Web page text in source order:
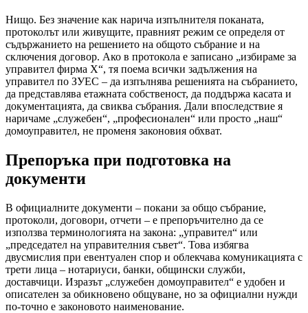
Нищо. Без значение как нарича изпълнителя поканата,
протоколът или живущите, правният режим се определя от
съдържанието на решението на общото събрание и на
сключения договор. Ако в протокола е записано „избираме за
управител фирма Х“, тя поема всички задължения на
управител по ЗУЕС – да изпълнява решенията на събранието,
да представлява етажната собственост, да поддържа касата и
документацията, да свиква събрания. Дали впоследствие я
наричаме „служебен“, „професионален“ или просто „наш“
домоуправител, не променя законовия обхват.
Препоръка при подготовка на
документи
В официалните документи – покани за общо събрание,
протоколи, договори, отчети – е препоръчително да се
използва терминологията на закона: „управител“ или
„председател на управителния съвет“. Това избягва
двусмислия при евентуален спор и облекчава комуникацията с
трети лица – нотариуси, банки, общински служби,
доставчици. Изразът „служебен домоуправител“ е удобен и
описателен за обикновено общуване, но за официални нужди
по-точно е законовото наименование.